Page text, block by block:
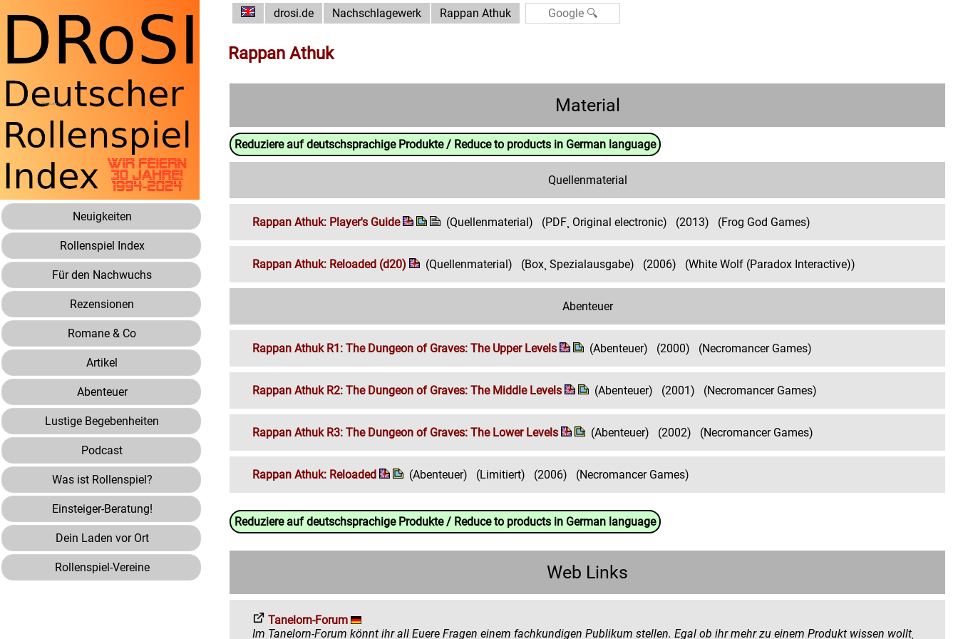
Neuigkeiten
Rollenspiel Index
Für den Nachwuchs
Rezensionen
Romane & Co
Artikel
Abenteuer
Lustige Begebenheiten
Podcast
Was ist Rollenspiel?
Einsteiger-Beratung!
Dein Laden vor Ort
Rollenspiel-Vereine
drosi.de Nachschlagewerk Rappan Athuk
Rappan Athuk
Material
Reduziere auf deutschsprachige Produkte / Reduce to products in German language
Quellenmaterial
Rappan Athuk: Player's Guide (Quellenmaterial) (PDF¸ Original electronic) (2013) (Frog God Games)
Rappan Athuk: Reloaded (d20) (Quellenmaterial) (Box¸ Spezialausgabe) (2006) (White Wolf (Paradox Interactive))
Abenteuer
Rappan Athuk R1: The Dungeon of Graves: The Upper Levels (Abenteuer) (2000) (Necromancer Games)
Rappan Athuk R2: The Dungeon of Graves: The Middle Levels (Abenteuer) (2001) (Necromancer Games)
Rappan Athuk R3: The Dungeon of Graves: The Lower Levels (Abenteuer) (2002) (Necromancer Games)
Rappan Athuk: Reloaded (Abenteuer) (Limitiert) (2006) (Necromancer Games)
Reduziere auf deutschsprachige Produkte / Reduce to products in German language
Web Links
Tanelorn-Forum
Im Tanelorn-Forum könnt ihr all Euere Fragen einem fachkundigen Publikum stellen. Egal ob ihr mehr zu einem Produkt wissen wollt¸